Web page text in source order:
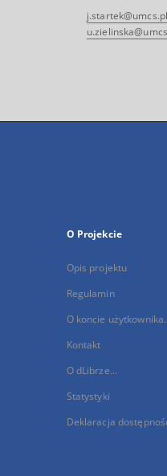
j.startek@umcs.pl
O Projekcie
Opis projektu
Regulamin
O koncie
Kontakt
O dLibrze...
Statystyki
Deklaracja